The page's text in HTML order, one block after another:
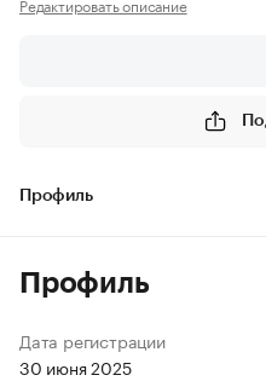
Профиль
Профиль
Дата регистрации
30 июня 2025